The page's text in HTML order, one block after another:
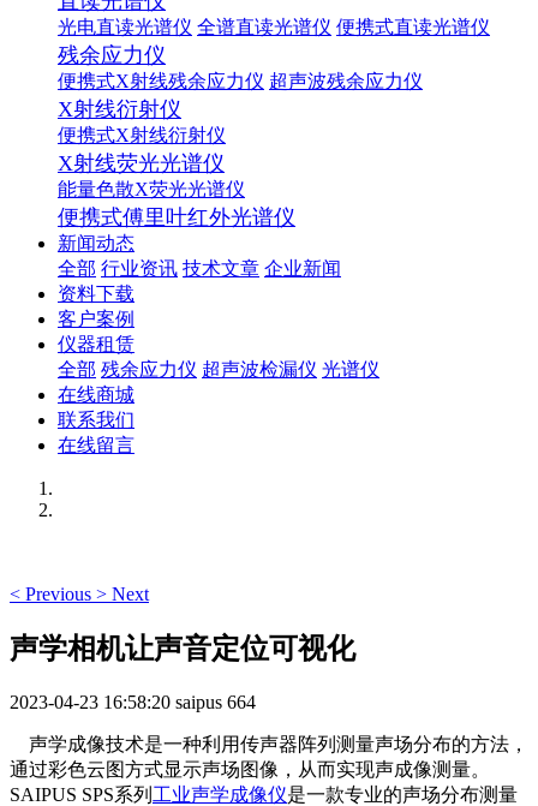
光电直读光谱仪 全谱直读光谱仪 便携式直读光谱仪
残余应力仪
便携式X射线残余应力仪 超声波残余应力仪
X射线衍射仪
便携式X射线衍射仪
X射线荧光光谱仪
能量色散X荧光光谱仪
便携式傅里叶红外光谱仪
新闻动态
全部 行业资讯 技术文章 企业新闻
资料下载
客户案例
仪器租赁
全部 残余应力仪 超声波检漏仪 光谱仪
在线商城
联系我们
在线留言
< Previous > Next
声学相机让声音定位可视化
2023-04-23 16:58:20 saipus 664
声学成像技术是一种利用传声器阵列测量声场分布的方法，
通过彩色云图方式显示声场图像，从而实现声成像测量。
SAIPUS SPS系列 工业声学成像仪是一款专业的声场分布测量